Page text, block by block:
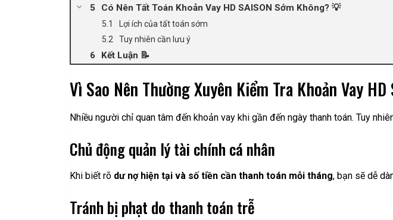
Có Nên Tất Toán Khoản Vay HD SAISON Sớm Không? 💡
Lợi ích của tất toán sớm
Tuy nhiên cần lưu ý
Kết Luận 📝
Vì Sao Nên Thường Xuyên Kiểm Tra Khoản Vay HD
Nhiều người chỉ quan tâm đến khoản vay khi gần đến ngày thanh toán. Tuy
Chủ động quản lý tài chính cá nhân
Khi biết rõ dư nợ hiện tại và số tiền cần thanh toán mỗi tháng, bạn sẽ dễ
Tránh bị phạt do thanh toán trễ